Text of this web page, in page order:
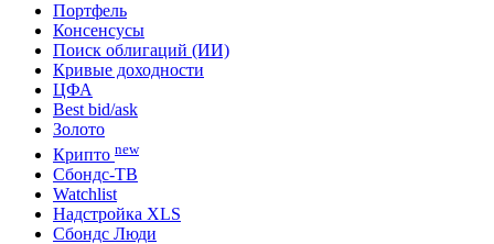
Портфель
Консенсусы
Поиск облигаций (ИИ)
Кривые доходности
ЦФА
Best bid/ask
Золото
Крипто new
Сбондс-ТВ
Watchlist
Надстройка XLS
Сбондс Люди